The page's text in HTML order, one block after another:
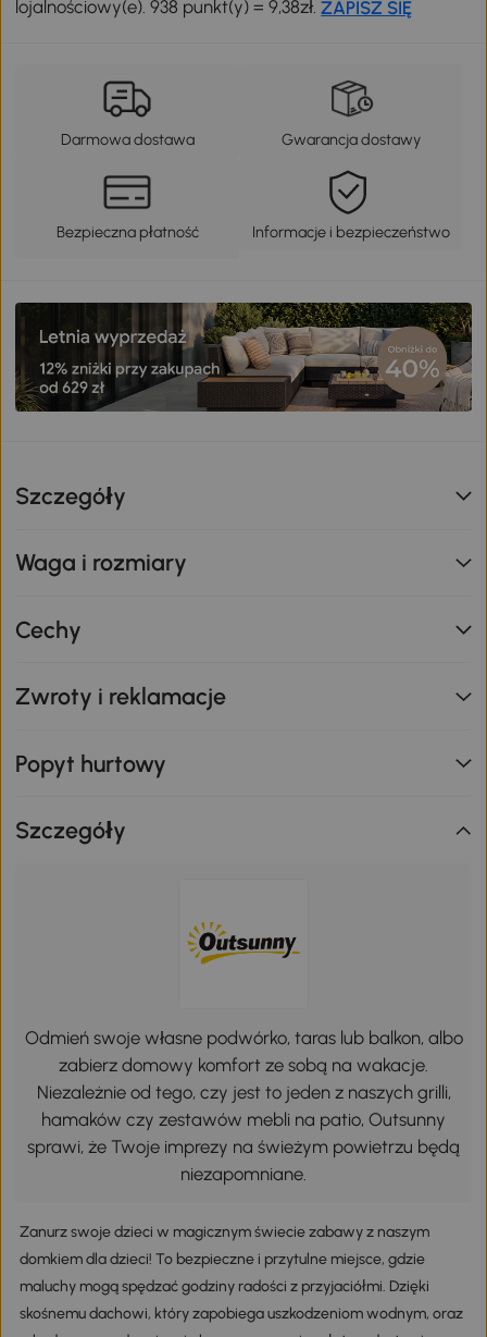
lojalnościowy(e). 938 punkt(y) = 9,38zł.ZAPISZ SIĘ
Darmowa dostawa Gwarancja dostawy
Bezpieczna płatność Informacje i bezpieczeństwo
Szczegóły
Waga i rozmiary
Cechy
Zwroty i reklamacje
Popyt hurtowy
Szczegóły
Odmień swoje własne podwórko, taras lub balkon, albo
zabierz domowy komfort ze sobą na wakacje.
Niezależnie od tego, czy jest to jeden z naszych grilli,
hamaków czy zestawów mebli na patio, Outsunny
sprawi, że Twoje imprezy na świeżym powietrzu będą
niezapomniane.
Zanurz swoje dzieci w magicznym świecie zabawy z naszym
domkiem dla dzieci! To bezpieczne i przytulne miejsce, gdzie
maluchy mogą spędzać godziny radości z przyjaciółmi. Dzięki
skośnemu dachowi, który zapobiega uszkodzeniom wodnym, oraz